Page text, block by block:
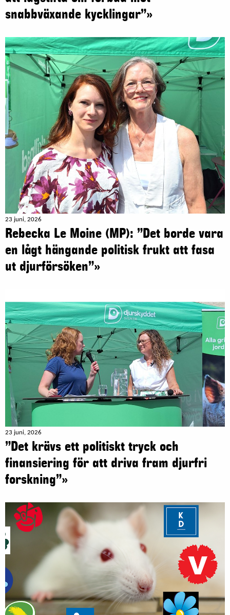
snabbväxande kycklingar”»
23 juni, 2026
Rebecka Le Moine (MP): ”Det borde vara
en lågt hängande politisk frukt att fasa
ut djurförsöken”»
23 juni, 2026
”Det krävs ett politiskt tryck och
finansiering för att driva fram djurfri
forskning”»